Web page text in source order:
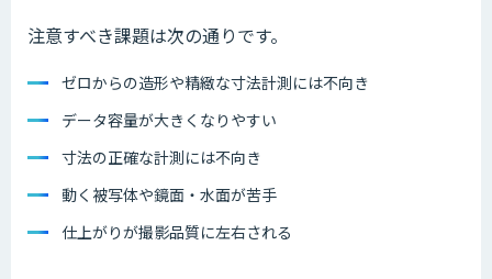
注意すべき課題は次の通りです。
ゼロからの造形や精緻な寸法計測には不向き
データ容量が大きくなりやすい
寸法の正確な計測には不向き
動く被写体や鏡面・水面が苦手
仕上がりが撮影品質に左右される